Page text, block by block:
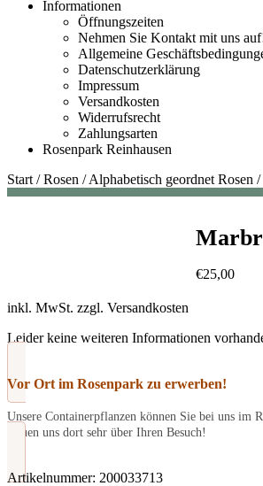
Informationen
Öffnungszeiten
Nehmen Sie Kontakt mit uns
Allgemeine
Datenschutzerklärung
Impressum
Versandkosten
Widerrufsrecht
Zahlungsarten
Rosenpark Reinhausen
Start /Rosen /Alphabetisch geordnet Rosen /
€25,00
inkl. MwSt. zzgl. Versandkosten
Leider keine weiteren Informationen
Vor Ort im Rosenpark zu erwerben!
Unsere Containerpflanzen können Sie bei uns im
freuen uns dort sehr über Ihren Besuch!
Artikelnummer: 200033713